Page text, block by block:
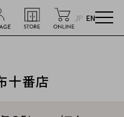
JP EN
十番店